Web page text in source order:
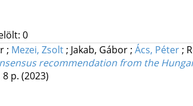
0
; Mezei, Zsolt ; Jakab, Gábor ; Ács, Péter ;
recommendation from the
8 p. (2023)